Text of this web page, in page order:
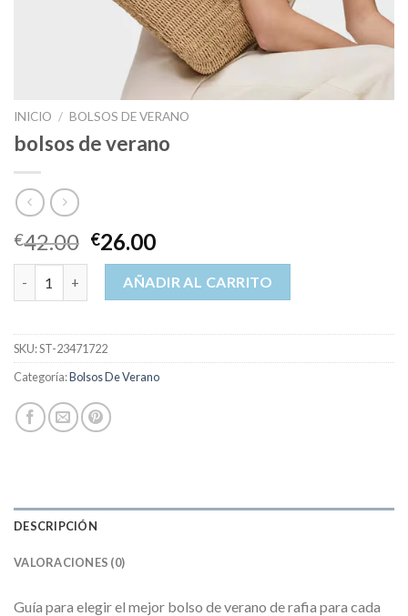
INICIO / BOLSOS DE VERANO
bolsos de verano
€42.00 €26.00
bolsos de verano cantidadAÑADIR AL CARRITO
SKU:ST-23471722
Categoría:Bolsos De Verano
DESCRIPCIÓN
VALORACIONES (0)
Guía para elegir el mejor bolso de verano de rafia para cada